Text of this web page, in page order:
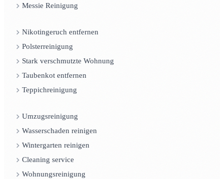
Messie Reinigung
Nikotingeruch entfernen
Polsterreinigung
Stark verschmutzte Wohnung
Taubenkot entfernen
Teppichreinigung
Umzugsreinigung
Wasserschaden reinigen
Wintergarten reinigen
Cleaning service
Wohnungsreinigung